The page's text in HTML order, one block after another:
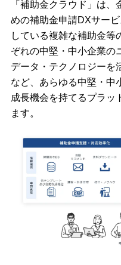
「補助金クラウド」は
めの補助金申請DXサー
している複雑な補助金等
ぞれの中堅・中小企業の
データ・テクノロジーを
など、あらゆる中堅・中
成長機会を持てるプラッ
ます。